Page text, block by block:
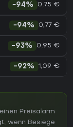
-94% 0,75 €
-94% 0,77 €
-93% 0,95 €
-92% 1,09 €
Preisalarm
wenn Besiege